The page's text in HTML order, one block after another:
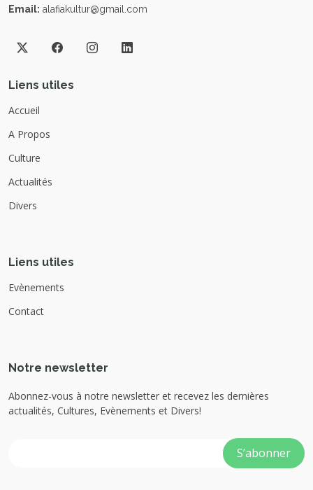
Email: alafiakultur@gmail.com
Liens utiles
Accueil
A Propos
Culture
Actualités
Divers
Liens utiles
Evènements
Contact
Notre newsletter
Abonnez-vous à notre newsletter et recevez les dernières
actualités, Cultures, Evènements et Divers!